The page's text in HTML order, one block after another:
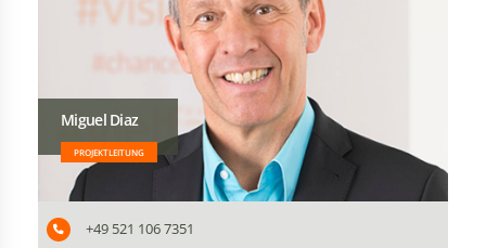
Miguel Diaz
PROJEKTLEITUNG
+49 521 106 7351